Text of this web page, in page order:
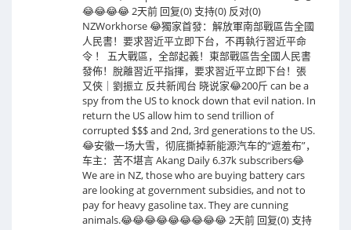
😂😂😂😂 2天前 回复(0) 支持(0) 反对(0)
NZWorkhorse 😂獨家首發：解放軍南部戰區告全國
人民書！要求習近平立即下台，不再執行習近平命
令 ！ 五大戰區，全部起義！東部戰區告全國人民書
發佈！脫離習近平指揮，要求習近平立即下台！張
又俠｜劉振立 反共新闻台 晓说家😂200斤 can be a
spy from the US to knock down that evil nation. In
return the US allow him to send trillion of
corrupted $$$ and 2nd, 3rd generations to the US.
😂安徽一场大雪，彻底撕掉新能源汽车的“遮羞布”，
车主：苦不堪言 Akang Daily 6.37k subscribers😂
We are in NZ, those who are buying battery cars
are looking at government subsidies, and not to
pay for heavy gasoline tax. They are cunning
animals.😂😂😂😂😂😂😂😂😂 2天前 回复(0) 支持